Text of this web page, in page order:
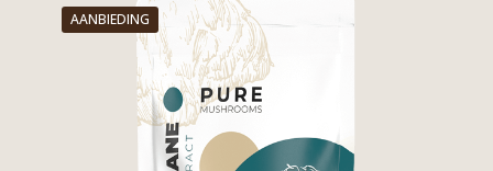
AANBIEDING